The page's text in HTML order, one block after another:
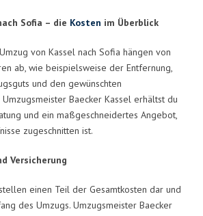
Sofia – die Kosten im Überblick
von Kassel nach Sofia hängen von
ab, wie beispielsweise der Entfernung,
und den gewünschten
Baecker Kassel erhältst du
und ein maßgeschneidertes Angebot,
zugeschnitten ist.
Versicherung
einen Teil der Gesamtkosten dar und
des Umzugs. Umzugsmeister Baecker